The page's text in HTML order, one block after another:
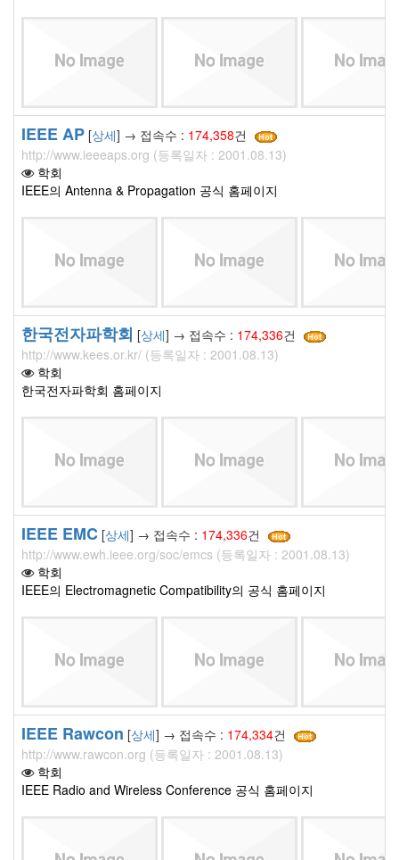
IEEE AP [상세] → 접속수 : 174,358건
http://www.ieeeaps.org (등록일자 : 2001.08.13)
학회
IEEE의 Antenna & Propagation 공식 홈페이지
한국전자파학회 [상세] → 접속수 : 174,336건
http://www.kees.or.kr/ (등록일자 : 2001.08.13)
학회
한국전자파학회 홈페이지
IEEE EMC [상세] → 접속수 : 174,336건
http://www.ewh.ieee.org/soc/emcs (등록일자 : 2001.08.13)
학회
IEEE의 Electromagnetic Compatibility의 공식 홈페이지
IEEE Rawcon [상세] → 접속수 : 174,334건
http://www.rawcon.org (등록일자 : 2001.08.13)
학회
IEEE Radio and Wireless Conference 공식 홈페이지